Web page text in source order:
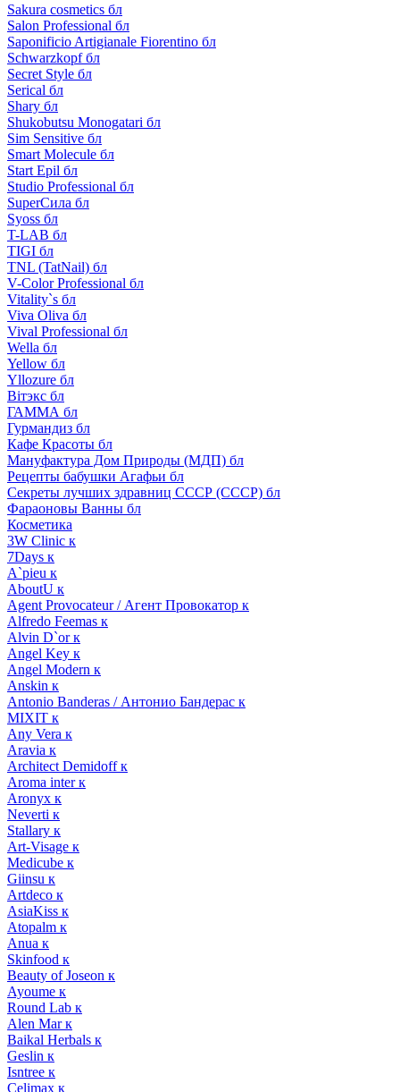
Sakura cosmetics бл
Salon Professional бл
Saponificio Artigianale Fiorentino бл
Schwarzkopf бл
Secret Style бл
Serical бл
Shary бл
Shukobutsu Monogatari бл
Sim Sensitive бл
Smart Molecule бл
Start Epil бл
Studio Professional бл
SuperСила бл
Syoss бл
T-LAB бл
TIGI бл
TNL (TatNail) бл
V-Color Professional бл
Vitality`s бл
Viva Oliva бл
Vival Professional бл
Wella бл
Yellow бл
Yllozure бл
Вiтэкс бл
ГАММА бл
Гурмандиз бл
Кафе Красоты бл
Мануфактура Дом Природы (МДП) бл
Рецепты бабушки Агафьи бл
Секреты лучших здравниц СССР (СССР) бл
Фараоновы Ванны бл
Косметика
3W Clinic к
7Days к
A`pieu к
AboutU к
Agent Provocateur / Агент Провокатор к
Alfredo Feemas к
Alvin D`or к
Angel Key к
Angel Modern к
Anskin к
Antonio Banderas / Антонио Бандерас к
MIXIT к
Any Vera к
Aravia к
Architect Demidoff к
Aroma inter к
Aronyx к
Neverti к
Stallary к
Art-Visage к
Medicube к
Giinsu к
Artdeco к
AsiaKiss к
Atopalm к
Anua к
Skinfood к
Beauty of Joseon к
Ayoume к
Round Lab к
Alen Mar к
Baikal Herbals к
Geslin к
Isntree к
Celimax к